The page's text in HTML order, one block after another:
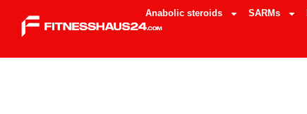
Anabolic steroids SARMs